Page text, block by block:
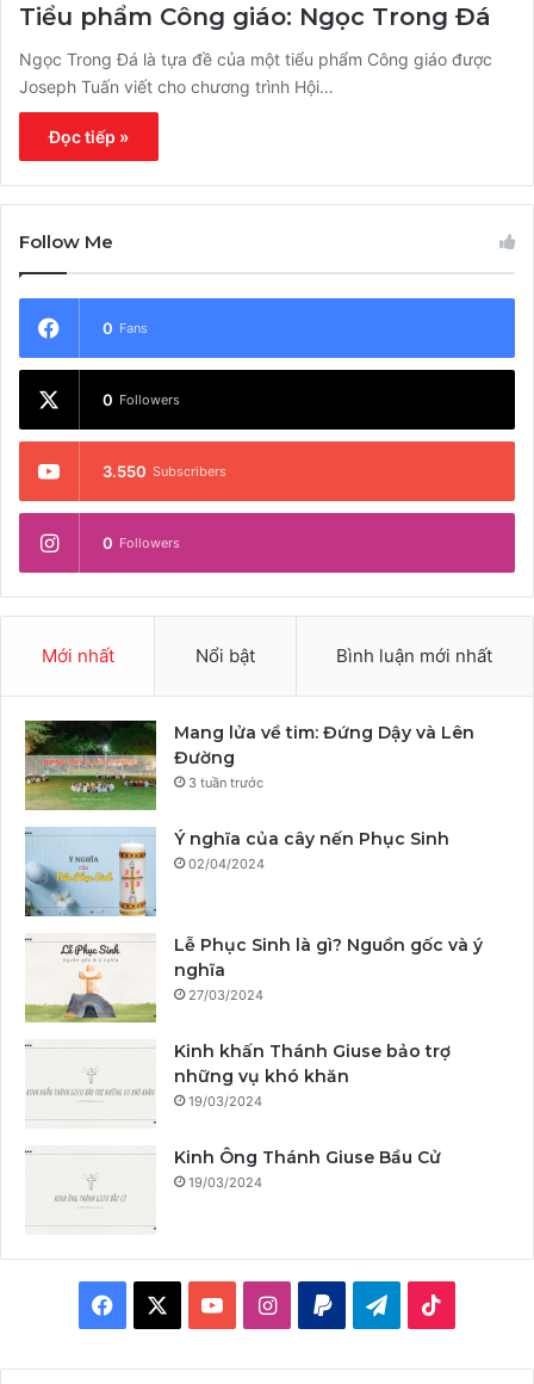
Tiểu phẩm Công giáo: Ngọc Trong Đá
Ngọc Trong Đá là tựa đề của một tiểu phẩm Công giáo được
Joseph Tuấn viết cho chương trình Hội…
Đọc tiếp »
Follow Me
0 Fans
0 Followers
3.550 Subscribers
0 Followers
Mới nhất Nổi bật Bình luận mới nhất
Mang lửa về tim: Đứng Dậy và Lên
Đường
3 tuần trước
Ý nghĩa của cây nến Phục Sinh
02/04/2024
Lễ Phục Sinh là gì? Nguồn gốc và ý
nghĩa
27/03/2024
Kinh khấn Thánh Giuse bảo trợ
những vụ khó khăn
19/03/2024
Kinh Ông Thánh Giuse Bầu Cử
19/03/2024
I
P